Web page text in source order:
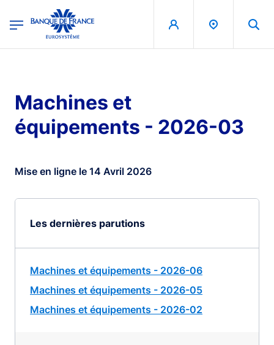
Banque de France - Menu Principal
Machines et
équipements - 2026-03
Mise en ligne le 14 Avril 2026
Les dernières parutions
Machines et équipements - 2026-06
Machines et équipements - 2026-05
Machines et équipements - 2026-02